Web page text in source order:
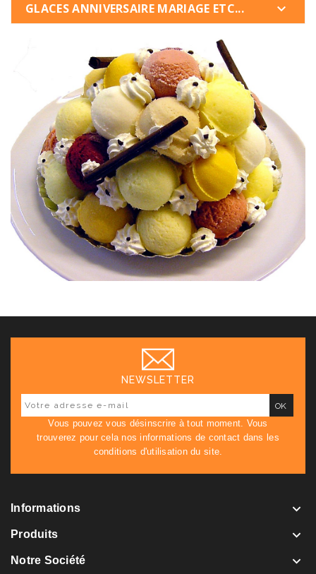
GLACES ANNIVERSAIRE MARIAGE ETC... 
NEWSLETTER
Vous pouvez vous désinscrire à tout moment. Vous
trouverez pour cela nos informations de contact dans les
conditions d'utilisation du site.
Informations 
Produits 
Notre Société 